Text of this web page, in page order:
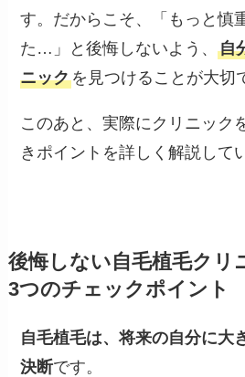
す。だからこそ、「もっと慎
た…」と後悔しないよう、自
ニックを見つけることが大切
このあと、実際にクリニック
きポイントを詳しく解説して
後悔しない自毛植毛クリ
3つのチェックポイント
自毛植毛は、将来の自分に大
決断です。